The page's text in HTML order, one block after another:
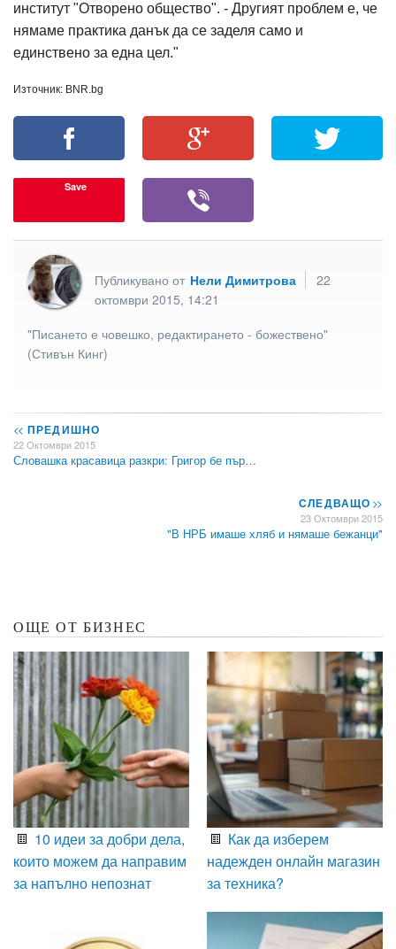
институт "Отворено общество". - Другият проблем е, че
нямаме практика данък да се заделя само и
единствено за една цел."
Източник: BNR.bg
Save
Публикувано от Нели Димитрова
22
октомври 2015, 14:21
"Писането е човешко, редактирането - божествено"
(Стивън Кинг)
<< ПРЕДИШНО
22 Октомври 2015
Словашка красавица разкри: Григор бе пър…
СЛЕДВАЩО>>
23 Октомври 2015
"В НРБ имаше хляб и нямаше бежанци"
ОЩЕ ОТ БИЗНЕС
10 идеи за добри дела,
които можем да направим
за напълно непознат
Как да изберем
надежден онлайн магазин
за техника?